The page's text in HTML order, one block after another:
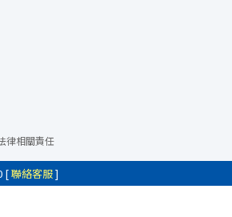
律相關責任
[聯絡客服]